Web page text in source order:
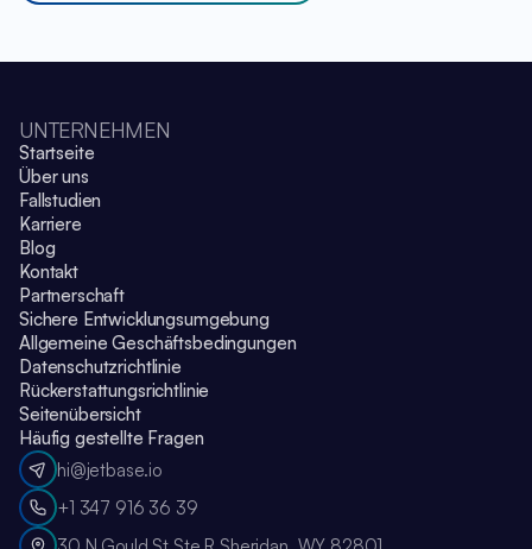
UNTERNEHMEN
Startseite
Über uns
Fallstudien
Karriere
Blog
Kontakt
Partnerschaft
Sichere Entwicklungsumgebung
Allgemeine Geschäftsbedingungen
Datenschutzrichtlinie
Rückerstattungsrichtlinie
Seitenübersicht
Häufig gestellte Fragen
hi@jetbase.io
+1 347 916 36 39